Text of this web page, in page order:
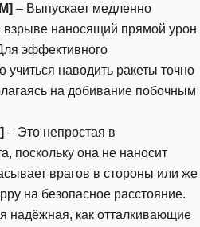
– Выпускает медленно
взрыве наносящий прямой урон
эффективного
учиться наводить ракеты точно
на добивание побочным
– Это непростая в
поскольку она не наносит
врагов в стороны или же
на безопасное расстояние.
надёжная, как отталкивающие